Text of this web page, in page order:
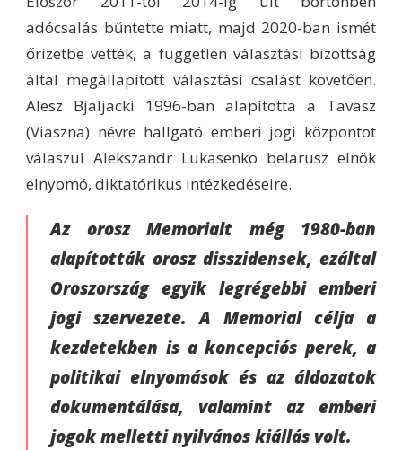
adócsalás bűntette miatt, majd 2020-ban ismét
őrizetbe vették, a független választási bizottság
által megállapított választási csalást követően.
Alesz Bjaljacki 1996-ban alapította a Tavasz
(Viaszna) névre hallgató emberi jogi központot
válaszul Alekszandr Lukasenko belarusz elnök
elnyomó, diktatórikus intézkedéseire.
Az orosz Memorialt még 1980-ban
alapították orosz disszidensek, ezáltal
Oroszország egyik legrégebbi emberi
jogi szervezete. A Memorial célja a
kezdetekben is a koncepciós perek, a
politikai elnyomások és az áldozatok
dokumentálása, valamint az emberi
jogok melletti nyilvános kiállás volt.